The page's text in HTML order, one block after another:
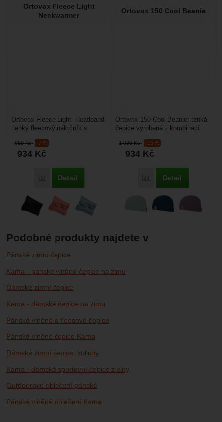
Ortovox Fleece Light
Neckwarmer
999Kč -7 %
934 Kč
Porovnat
Detail
Ortovox Fleece Light Headband:
lehký fleecový nákrčník s
dobře odvádí...
Ortovox 150 Cool Beanie
1 099Kč -15 %
934 Kč
Porovnat
Detail
Ortovox 150 Cool Beanie: tenká
čepice vyrobená z kombinací
tencel. Vlna...
Podobné produkty najdete v
Pánské zimní čepice
Kama - pánské vlněné čepice na zimu
Dámské zimní čepice
Kama - dámské čepice na zimu
Pánské vlněné a fleesové čepice
Pánské vlněné čepice Kama
Dámské zimní čepice, kulichy
Kama - dámské sportovní čepice z vlny
Outdoorové oblečení pánské
Pánské vlněné oblečení Kama